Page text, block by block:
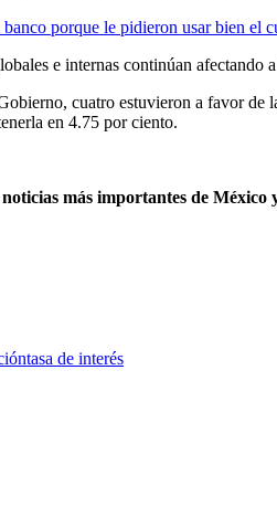
porque le pidieron usar bien el
e internas continúan afectando
cuatro estuvieron a favor de
en 4.75 por ciento.
más importantes de
tasa de interés